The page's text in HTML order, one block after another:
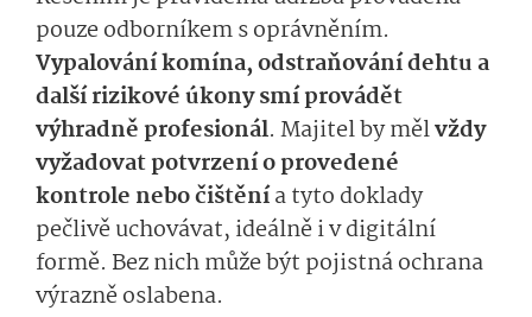
pouze odborníkem s oprávněním.
Vypalování komína, odstraňování dehtu a
další rizikové úkony smí provádět
výhradně profesionál. Majitel by mělvždy
vyžadovat potvrzení o provedené
kontrole nebo čištěnía tyto doklady
pečlivě uchovávat, ideálně i v digitální
formě. Bez nich může být pojistná ochrana
výrazně oslabena.